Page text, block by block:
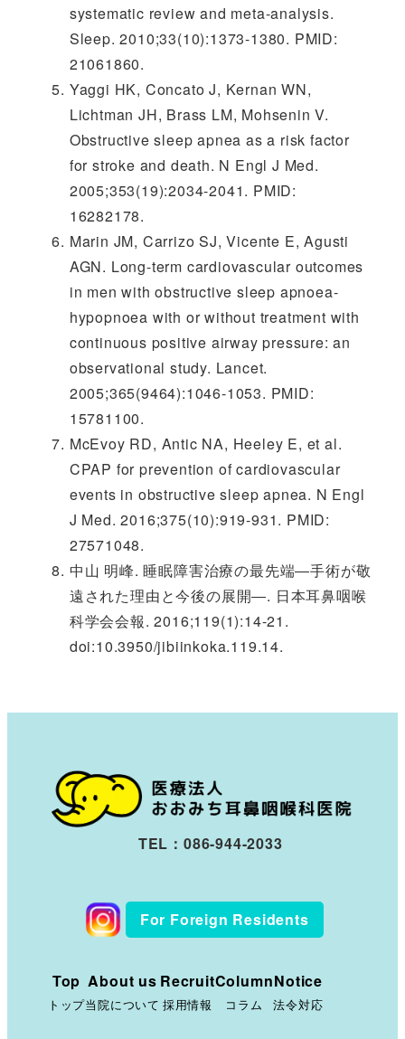
systematic review and meta-analysis.
Sleep. 2010;33(10):1373-1380. PMID:
21061860.
Yaggi HK, Concato J, Kernan WN,
Lichtman JH, Brass LM, Mohsenin V.
Obstructive sleep apnea as a risk factor
for stroke and death. N Engl J Med.
2005;353(19):2034-2041. PMID:
16282178.
Marin JM, Carrizo SJ, Vicente E, Agusti
AGN. Long-term cardiovascular outcomes
in men with obstructive sleep apnoea-
hypopnoea with or without treatment with
continuous positive airway pressure: an
observational study. Lancet.
2005;365(9464):1046-1053. PMID:
15781100.
McEvoy RD, Antic NA, Heeley E, et al.
CPAP for prevention of cardiovascular
events in obstructive sleep apnea. N Engl
J Med. 2016;375(10):919-931. PMID:
27571048.
中山 明峰. 睡眠障害治療の最先端―手術が敬
遠された理由と今後の展開―. 日本耳鼻咽喉
科学会会報. 2016;119(1):14-21.
doi:10.3950/jibiinkoka.119.14.
TEL：086-944-2033
For Foreign Residents
Top
トップ
About us
当院について
Recruit
採用情報
Column
コラム
Notice
法令対応